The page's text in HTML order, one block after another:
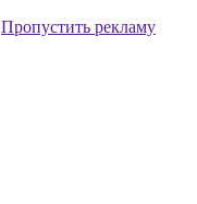
Пропустить рекламу